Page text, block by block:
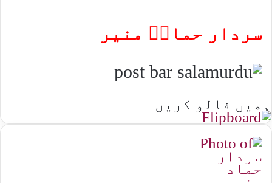
سردار حمادؔ منیر
ہمیں فالو کریں